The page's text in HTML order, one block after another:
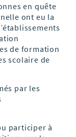
en quête
ont eu la
de formation
scolaire de
par les
participer à